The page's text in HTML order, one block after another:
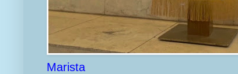
Marista